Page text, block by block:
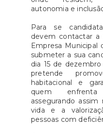
autonomia e
Para se
devem contactar a
Empresa Municipal
submeter a sua
dia 15 de
pretende
habitacional e
quem enfrenta
assegurando
vida e a
pessoas com